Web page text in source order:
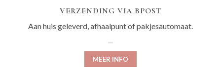
VERZENDING VIA BPOST
Aan huis geleverd, afhaalpunt of pakjesautomaat.
MEER INFO